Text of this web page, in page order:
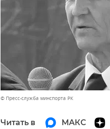
© Пресс-служба минспорта РК
Читать в МАКС